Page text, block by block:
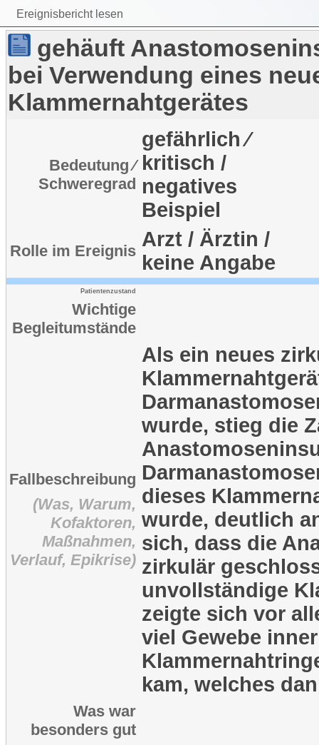
Ereignisbericht lesen
gehäuft
bei Verwendung eines
Klammernahtgerätes
Bedeutung ⁄
Schweregrad
gefährlich ⁄
kritisch /
negatives
Beispiel
Rolle im Ereignis
Arzt / Ärztin /
keine Angabe
Patientenzustand
Wichtige
Begleitumstände
Fallbeschreibung
(Was, Warum,
Kofaktoren,
Maßnahmen,
Verlauf, Epikrise)
Als ein neues
wurde, stieg die
dieses
wurde, deutlich
sich, dass die
zirkulär
unvollständige
zeigte sich vor
viel Gewebe
kam, welches
Was war
besonders gut